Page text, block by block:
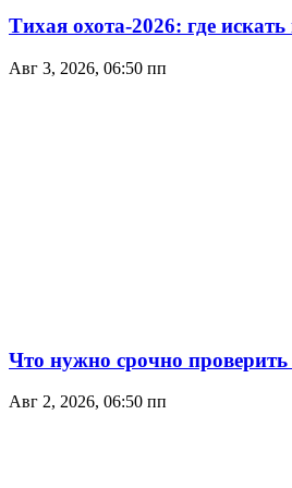
Тихая охота-2026: где
Авг 3, 2026, 06:50 пп
Что нужно срочно
Авг 2, 2026, 06:50 пп